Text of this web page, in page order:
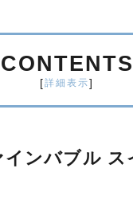
CONTENTS
[詳細表示]
インバブル